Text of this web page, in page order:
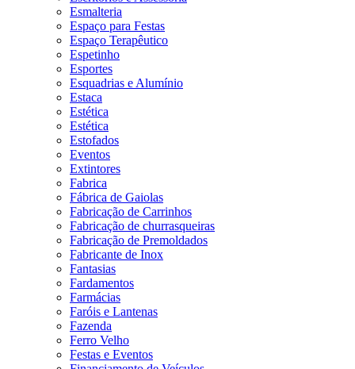
Esmalteria
Espaço para Festas
Espaço Terapêutico
Espetinho
Esportes
Esquadrias e Alumínio
Estaca
Estética
Estética
Estofados
Eventos
Extintores
Fabrica
Fábrica de Gaiolas
Fabricação de Carrinhos
Fabricação de churrasqueiras
Fabricação de Premoldados
Fabricante de Inox
Fantasias
Fardamentos
Farmácias
Faróis e Lantenas
Fazenda
Ferro Velho
Festas e Eventos